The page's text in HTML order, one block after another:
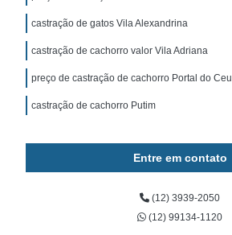
castração de gatos Vila Alexandrina
castração de cachorro valor Vila Adriana
preço de castração de cachorro Portal do Ceu
castração de cachorro Putim
Entre em contato
(12) 3939-2050
(12) 99134-1120